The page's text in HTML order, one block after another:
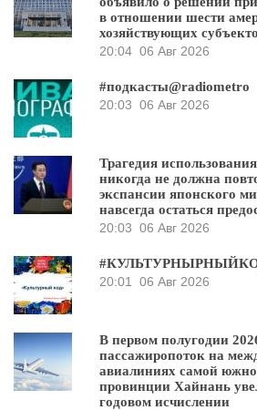
в отношении шести
хозяйствующих
20:04 06 Авг 2026
#подкасты@radiometro
20:03 06 Авг 2026
Трагедия
никогда не должна
экспансии японского
навсегда остаться
20:03 06 Авг 2026
20:01
06 Авг 2026
В первом полугодии
пассажиропоток на
авиалиниях самой
провинции Хайнань
годовом исчислении